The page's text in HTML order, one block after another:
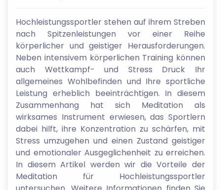
Hochleistungssportler stehen auf ihrem Streben
nach Spitzenleistungen vor einer Reihe
körperlicher und geistiger Herausforderungen.
Neben intensivem körperlichen Training können
auch Wettkampf- und Stress Druck Ihr
allgemeines Wohlbefinden und Ihre sportliche
Leistung erheblich beeinträchtigen. In diesem
Zusammenhang hat sich Meditation als
wirksames Instrument erwiesen, das Sportlern
dabei hilft, ihre Konzentration zu schärfen, mit
Stress umzugehen und einen Zustand geistiger
und emotionaler Ausgeglichenheit zu erreichen.
In diesem Artikel werden wir die Vorteile der
Meditation für Hochleistungssportler